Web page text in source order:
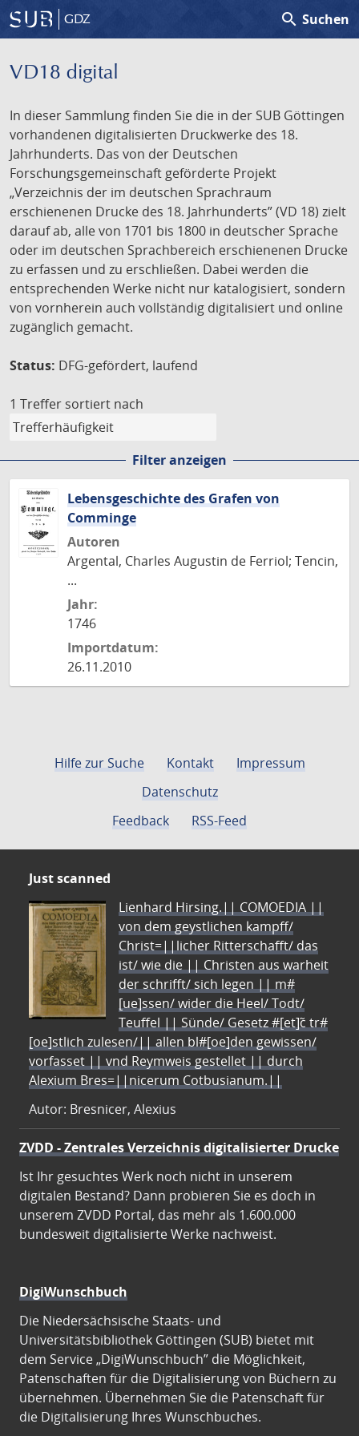
GDZ search Suchen
VD18 digital
In dieser Sammlung finden Sie die in der SUB Göttingen
vorhandenen digitalisierten Druckwerke des 18.
Jahrhunderts. Das von der Deutschen
Forschungsgemeinschaft geförderte Projekt
„Verzeichnis der im deutschen Sprachraum
erschienenen Drucke des 18. Jahrhunderts” (VD 18) zielt
darauf ab, alle von 1701 bis 1800 in deutscher Sprache
oder im deutschen Sprachbereich erschienenen Drucke
zu erfassen und zu erschließen. Dabei werden die
entsprechenden Werke nicht nur katalogisiert, sondern
von vornherein auch vollständig digitalisiert und online
zugänglich gemacht.
Status: DFG-gefördert, laufend
1 Treffer sortiert nach
Filter anzeigen
Lebensgeschichte des Grafen von
Comminge
Autoren
Argental, Charles Augustin de Ferriol; Tencin,
...
Jahr:
1746
Importdatum:
26.11.2010
Hilfe zur Suche Kontakt
Impressum
Datenschutz
Feedback
RSS-Feed
Just scanned
Lienhard Hirsing.|| COMOEDIA ||
von dem geystlichen kampff/
Christ=||licher Ritterschafft/ das
ist/ wie die || Christen aus warheit
der schrifft/ sich legen || m#
[ue]ssen/ wider die Heel/ Todt/
Teuffel || Sünde/ Gesetz #[et]c̃ tr#
[oe]stlich zulesen/|| allen bl#[oe]den gewissen/
vorfasset || vnd Reymweis gestellet || durch
Alexium Bres=||nicerum Cotbusianum.||
Autor: Bresnicer, Alexius
ZVDD - Zentrales Verzeichnis digitalisierter Drucke
Ist Ihr gesuchtes Werk noch nicht in unserem
digitalen Bestand? Dann probieren Sie es doch in
unserem ZVDD Portal, das mehr als 1.600.000
bundesweit digitalisierte Werke nachweist.
DigiWunschbuch
Die Niedersächsische Staats- und
Universitätsbibliothek Göttingen (SUB) bietet mit
dem Service „DigiWunschbuch” die Möglichkeit,
Patenschaften für die Digitalisierung von Büchern zu
übernehmen. Übernehmen Sie die Patenschaft für
die Digitalisierung Ihres Wunschbuches.